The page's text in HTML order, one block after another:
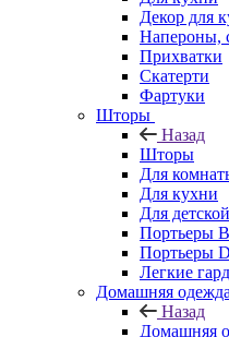
Декор для
Напероны,
Прихватки
Скатерти
Фартуки
Шторы
Назад
Шторы
Для
Для кухни
Для детской
Портьеры
Портьеры
Легкие
Домашняя одежда
Назад
Домашняя